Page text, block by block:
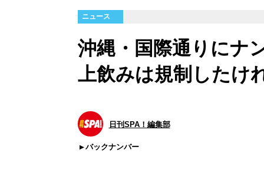
ニュース
沖縄・国際通りにナ
上飲みは規制したけ
日刊SPA！編集部
バックナンバー